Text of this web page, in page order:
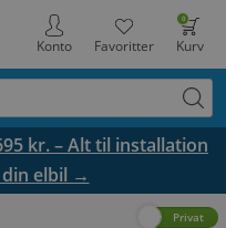
0
Kurv
Favoritter
Konto
kr. – Alt til installation
elbil →
Privat